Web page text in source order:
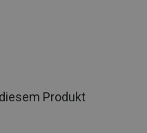
Produkt